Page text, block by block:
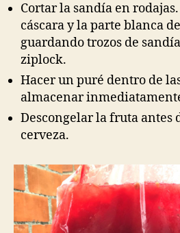
Cortar la sandía en
cáscara y la parte blanca
guardando trozos de
ziplock.
Hacer un puré dentro de
almacenar
Descongelar la fruta antes
cerveza.